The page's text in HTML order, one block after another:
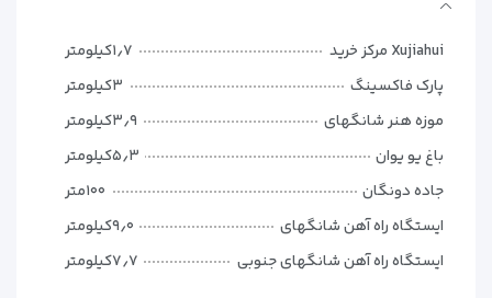
Xujiahui مرکز خرید
۱٫۷کیلومتر
پارک فاکسینگ
۳کیلومتر
موزه هنر شانگهای
۳٫۹کیلومتر
باغ یو یوان
۵٫۳کیلومتر
جاده دونگان
۱۰۰متر
ایستگاه راه آهن شانگهای
۹٫۰کیلومتر
ایستگاه راه آهن شانگهای جنوبی
۷٫۷کیلومتر